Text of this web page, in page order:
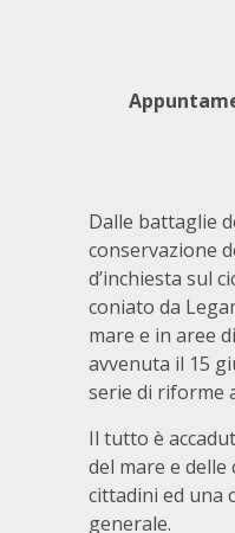
Dalle battaglie
conservazione
d’inchiesta sul
coniato da
mare e in aree
avvenuta il 15
serie di riforme
Il tutto è
del mare e
cittadini ed una
generale.